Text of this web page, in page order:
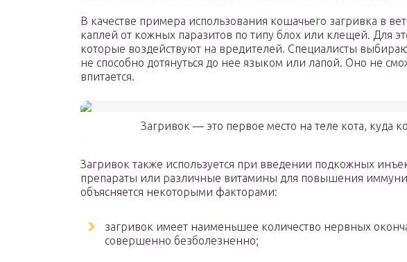
В качестве примера использования кошачьего загривка в
каплей от кожных паразитов по типу блох или клещей. Для
которые воздействуют на вредителей. Специалисты
не способно дотянуться до нее языком или лапой. Оно не
впитается.
Загривок — это первое место на теле кота, куда
Загривок также используется при введении подкожных
препараты или различные витамины для повышения
объясняется некоторыми факторами:
загривок имеет наименьшее количество нервных
совершенно безболезненно;